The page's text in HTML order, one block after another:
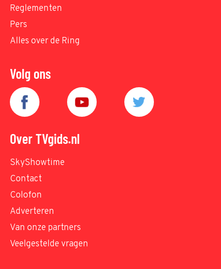
Reglementen
Pers
Alles over de Ring
Volg ons
Over TVgids.nl
SkyShowtime
Contact
Colofon
Adverteren
Van onze partners
Veelgestelde vragen